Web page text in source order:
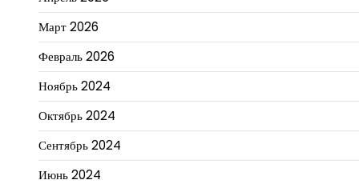
Март 2026
Февраль 2026
Ноябрь 2024
Октябрь 2024
Сентябрь 2024
Июнь 2024